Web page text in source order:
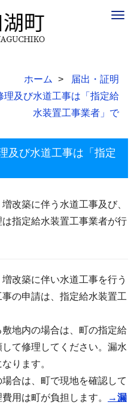
ホーム
届出・証明
理及び水道工事は「指定給
水装置工事業者」で
及び水道工事は「指定
改築に伴う水道工事及び、
指定給水装置工事業者が行
改築に伴い水道工事を行う
の申請は、指定給水装置工
地内の場合は、町の指定給
て修理してください。漏水
ります。
合は、町で現地を確認して
用は町が負担します。
→漏